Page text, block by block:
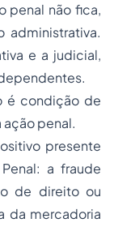
penal não fica,
administrativa.
e a judicial,
é condição de
penal.
presente
a fraude
de direito ou
da mercadoria